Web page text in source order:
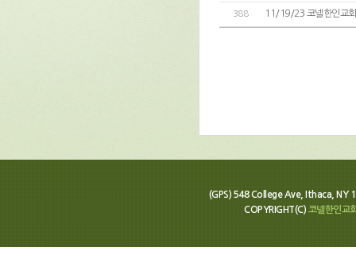
388 11/19/23 코넬한인교
(GPS) 548 College Ave, Ithaca,
COPYRIGHT(C) 코넬한인교